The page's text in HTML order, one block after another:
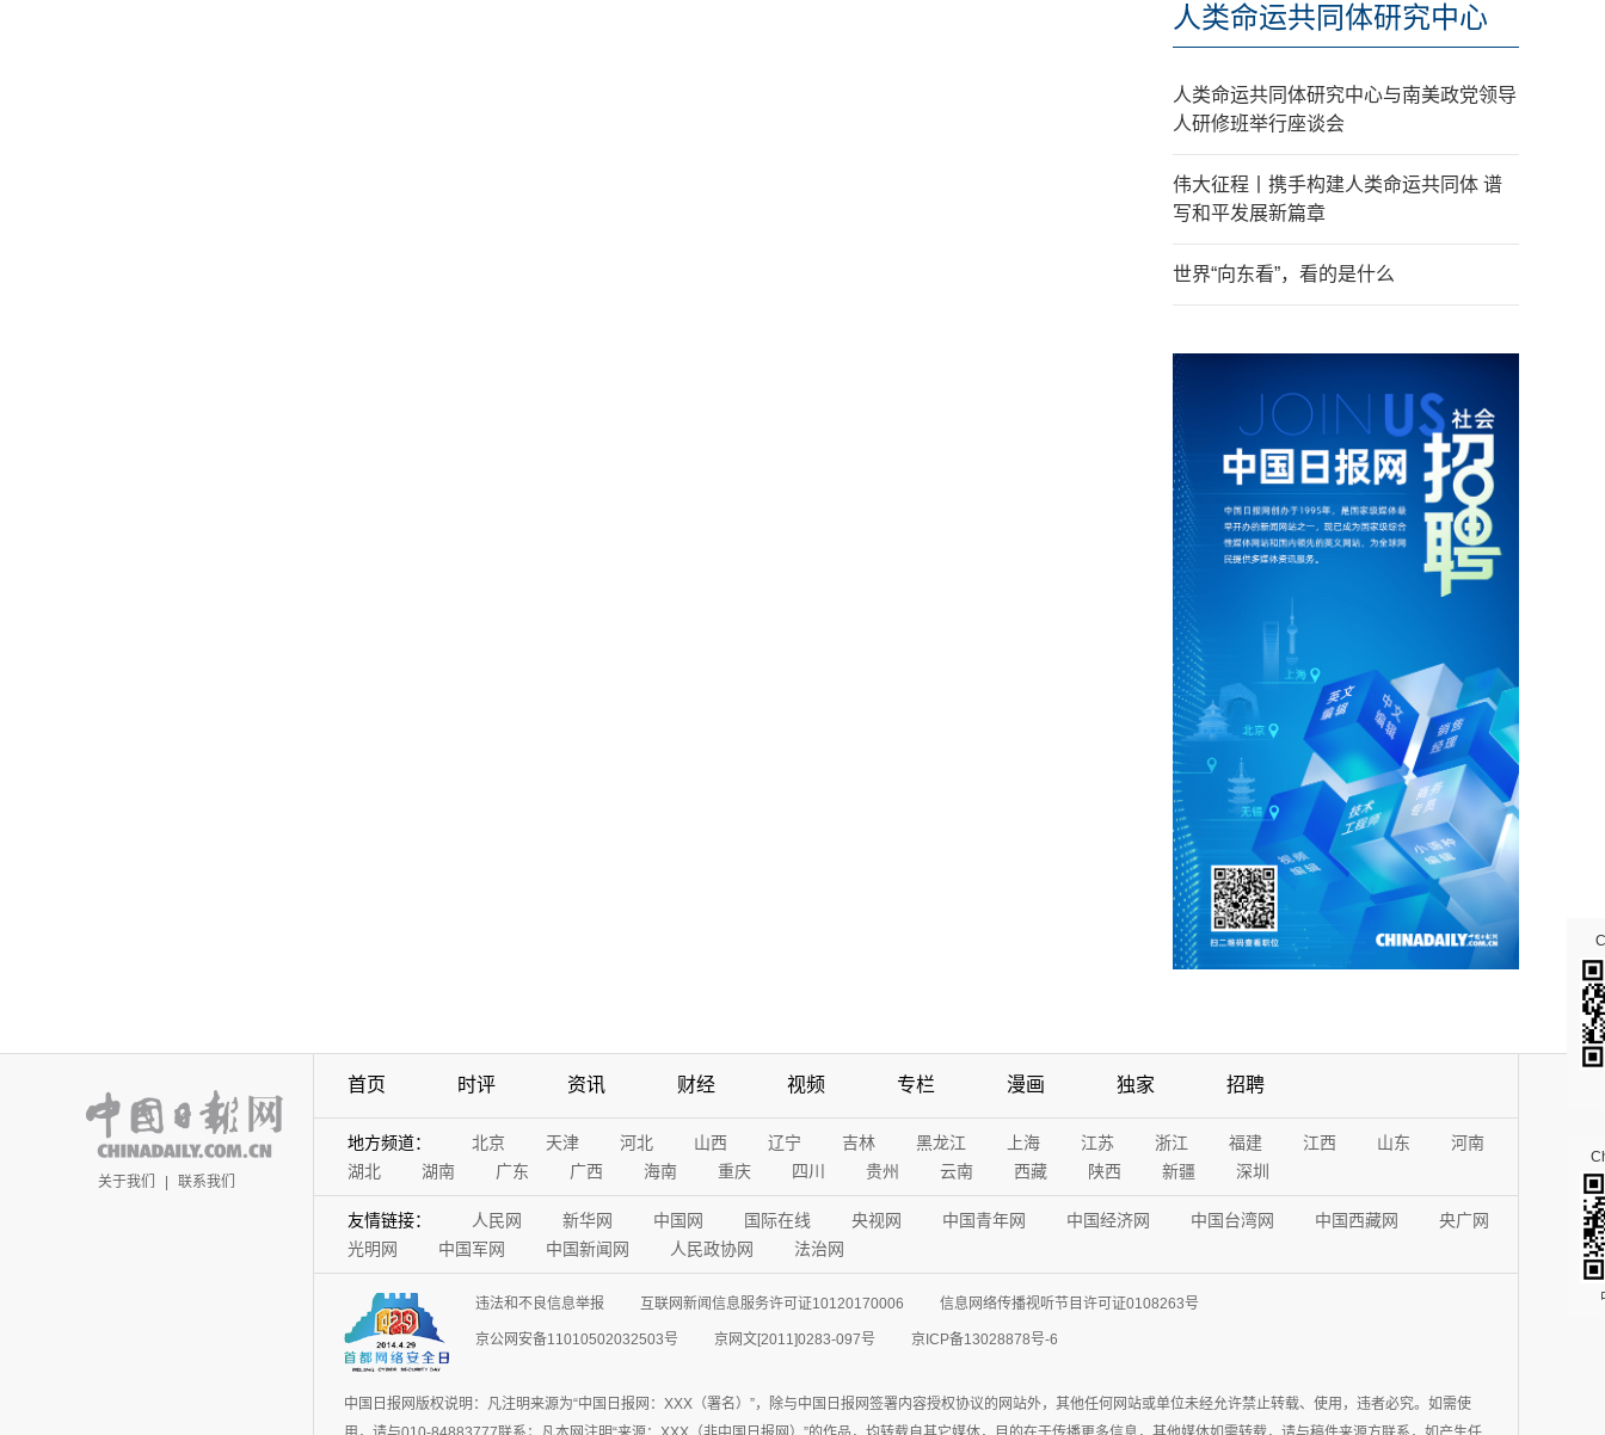
人类命运共同体研究中心
人类命运共同体研究中心与南美政党领导
人研修班举行座谈会
伟大征程丨携手构建人类命运共同体 谱
写和平发展新篇章
世界“向东看”，看的是什么
关于我们 | 联系我们
首页 时评 资讯 财经 视频 专栏 漫画 独家 招聘
地方频道： 北京 天津 河北 山西 辽宁 吉林 黑龙江 上海 江苏 浙江 福建 江西 山东
河南
湖北
湖南 广东 广西 海南 重庆 四川 贵州 云南 西藏 陕西 新疆 深圳
友情链接： 人民网 新华网 中国网 国际在线 央视网 中国青年网 中国经济网 中国台湾网 中国西藏网
央广网
光明网
中国军网 中国新闻网 人民政协网 法治网
违法和不良信息举报 互联网新闻信息服务许可证10120170006 信息网络传播视听节目许可证0108263号
京公网安备11010502032503号 京网文[2011]0283-097号 京ICP备13028878号-6
中国日报网版权说明：凡注明来源为“中国日报网：XXX（署名）”，除与中国日报网签署内容授权协议的网站外，其他任何网站或单位未经允许禁止转载、使用，违者必究。如需使